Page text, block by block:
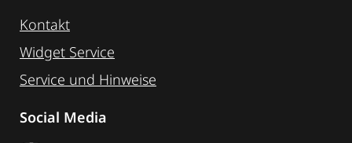
Kontakt
Widget Service
Service und Hinweise
Social Media